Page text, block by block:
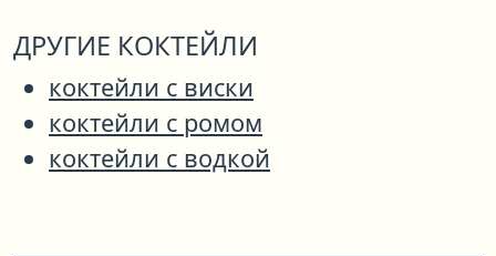
ДРУГИЕ КОКТЕЙЛИ
коктейли с виски
коктейли с ромом
коктейли с водкой